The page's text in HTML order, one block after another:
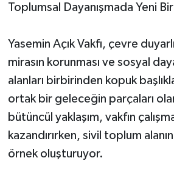
Toplumsal Dayanışmada Yeni Bir
Yasemin Açık Vakfı, çevre
mirasın korunması ve sosyal
alanları birbirinden kopuk
ortak bir geleceğin parçaları
bütüncül yaklaşım, vakfın
kazandırırken, sivil toplum
örnek oluşturuyor.